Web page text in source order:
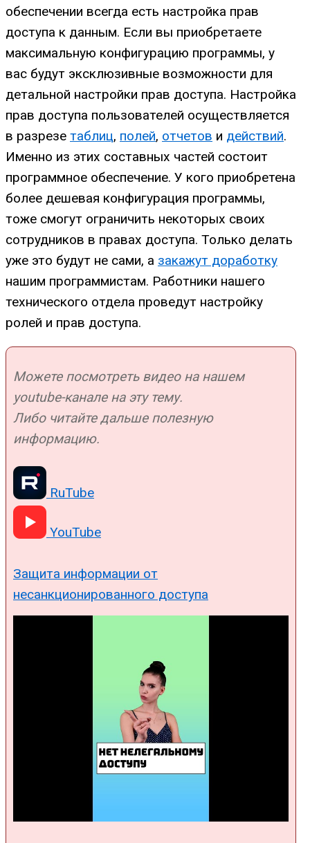
обеспечении всегда есть настройка прав
доступа к данным. Если вы приобретаете
максимальную конфигурацию программы, у
вас будут эксклюзивные возможности для
детальной настройки прав доступа. Настройка
прав доступа пользователей осуществляется
в разрезе таблиц, полей, отчетов и действий.
Именно из этих составных частей состоит
программное обеспечение. У кого приобретена
более дешевая конфигурация программы,
тоже смогут ограничить некоторых своих
сотрудников в правах доступа. Только делать
уже это будут не сами, а закажут доработку
нашим программистам. Работники нашего
технического отдела проведут настройку
ролей и прав доступа.
Можете посмотреть видео на нашем
youtube-канале на эту тему.
Либо читайте дальше полезную
информацию.
RuTube
YouTube
Защита информации от
несанкционированного доступа